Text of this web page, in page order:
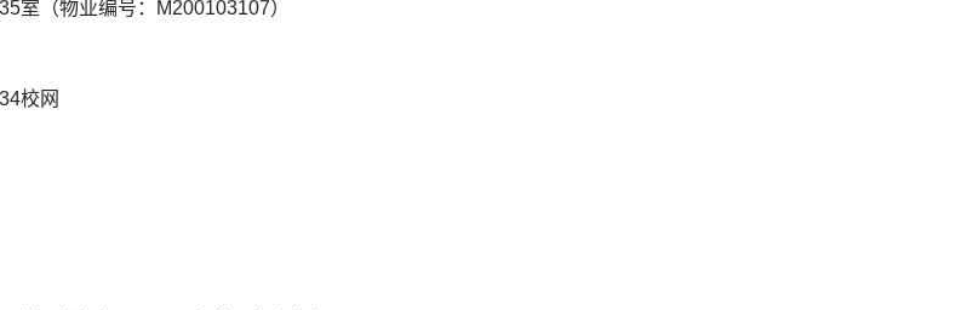
室（物业编号：M200103107）
校网